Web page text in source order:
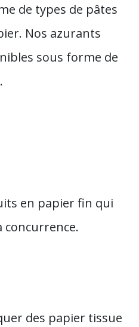
de types de pâtes
Nos azurants
sous forme de
en papier fin qui
concurrence.
des papier tissue